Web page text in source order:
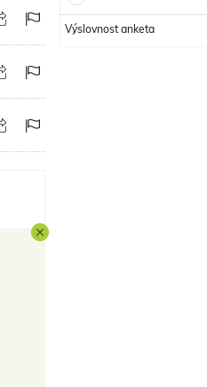
Výslovnost anketa